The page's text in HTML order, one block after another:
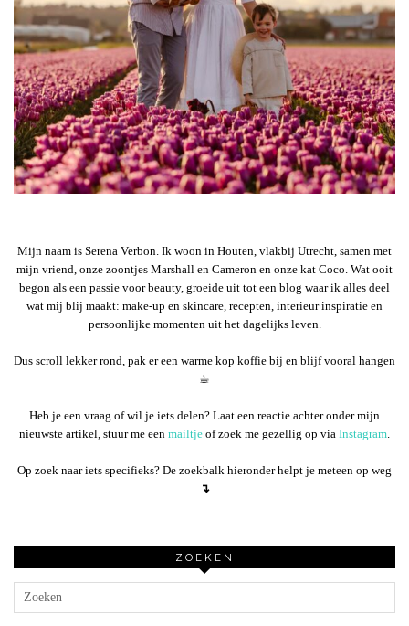
Mijn naam is Serena Verbon. Ik woon in Houten, vlakbij Utrecht, samen met
mijn vriend, onze zoontjes Marshall en Cameron en onze kat Coco. Wat ooit
begon als een passie voor beauty, groeide uit tot een blog waar ik alles deel
wat mij blij maakt: make-up en skincare, recepten, interieur inspiratie en
persoonlijke momenten uit het dagelijks leven.
Dus scroll lekker rond, pak er een warme kop koffie bij en blijf vooral hangen
☕︎
Heb je een vraag of wil je iets delen? Laat een reactie achter onder mijn
nieuwste artikel, stuur me een mailtje of zoek me gezellig op via Instagram.
Op zoek naar iets specifieks? De zoekbalk hieronder helpt je meteen op weg
↴
ZOEKEN